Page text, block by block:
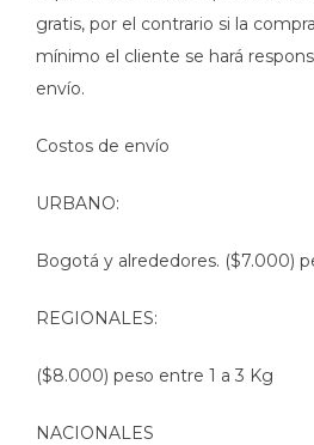
gratis, por el contrario si la
mínimo el cliente se hará
envío.
Costos de envío
URBANO:
Bogotá y alrededores. ($7.000)
REGIONALES:
($8.000) peso entre 1 a 3 Kg
NACIONALES